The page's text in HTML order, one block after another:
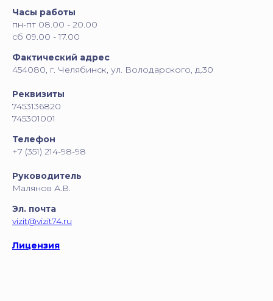
Часы работы
пн-пт 08.00 - 20.00
сб 09.00 - 17.00
Фактический адрес
454080, г. Челябинск, ул. Володарского, д.30
Реквизиты
7453136820
745301001
Телефон
+7 (351) 214-98-98
Руководитель
Малянов А.В.
Эл. почта
vizit@vizit74.ru
Лицензия